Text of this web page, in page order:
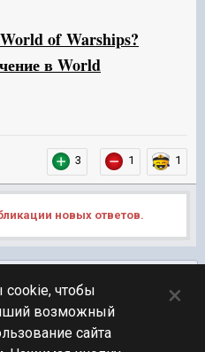
ofWarships?
в World
3 1 1
новых ответов.
чтобы
возможный
сайта
×